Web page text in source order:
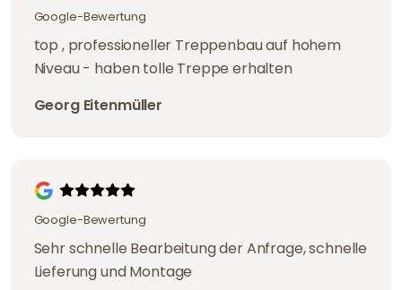
Google-Bewertung
top , professioneller Treppenbau auf hohem
Niveau - haben tolle Treppe erhalten
Georg Eitenmüller
Google-Bewertung
Sehr schnelle Bearbeitung der Anfrage, schnelle
Lieferung und Montage